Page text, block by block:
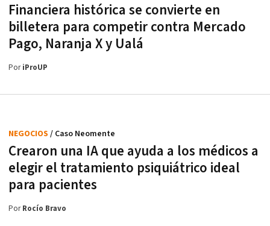
Financiera histórica se convierte en
billetera para competir contra Mercado
Pago, Naranja X y Ualá
PoriProUP
Crearon una IA que ayuda a los médicos a
elegir el tratamiento psiquiátrico ideal
para pacientes
NEGOCIOS / Caso Neomente
PorRocío Bravo